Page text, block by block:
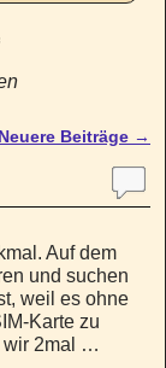
Neuere Beiträge →
Auf dem
und suchen
weil es ohne
Karte zu
wir 2mal …